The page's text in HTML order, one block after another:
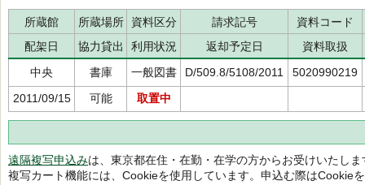
所蔵館 所蔵場所 資料区分 請求記号
資料コード
配架日
協力貸出 利用状況 返却予定日
資料取扱
中央
書庫 一般図書 D/509.8/5108/2011
5020990219
2011/09/15
可能 取置中
遠隔複写申込みは、東京都在住・在勤・在学の方からお受けいたしま
複写カート機能には、Cookieを使用しています。申込む際はCookie